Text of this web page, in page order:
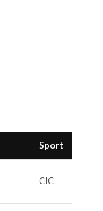
Sport
CIC